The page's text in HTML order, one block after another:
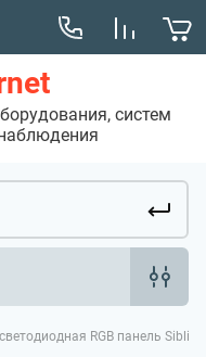
систем
RGB панель